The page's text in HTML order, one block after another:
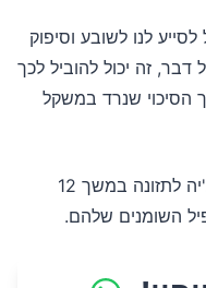
לנו לשובע וסיפוק
זה יכול להוביל לכך
הסיכוי שנרד במשקל
אחד, אנשים שהוסיפו זרעי צ'יה לתזונה במשך 12
השומנים שלהם.